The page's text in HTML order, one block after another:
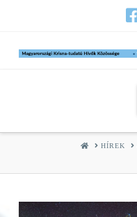
HOMEHÍREK